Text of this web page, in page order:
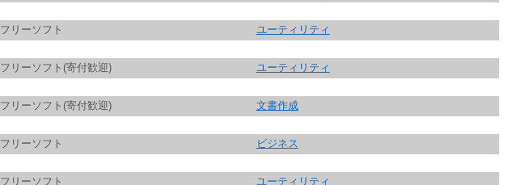
フリーソフト
ユーティリティ
フリーソフト(寄付歓迎)
ユーティリティ
フリーソフト(寄付歓迎)
文書作成
フリーソフト
ビジネス
フリーソフト
ユーティリティ